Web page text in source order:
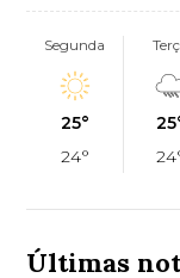
Segunda
25°
24°
Últimas